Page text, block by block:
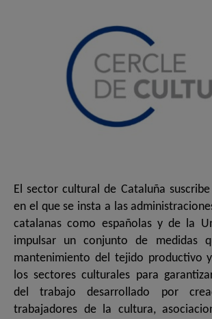
El sector cultural de Cataluña
en el que se insta a las
catalanas como españolas y de la
impulsar un conjunto de medidas
mantenimiento del tejido productivo
los sectores culturales para
del trabajo desarrollado por
trabajadores de la cultura,